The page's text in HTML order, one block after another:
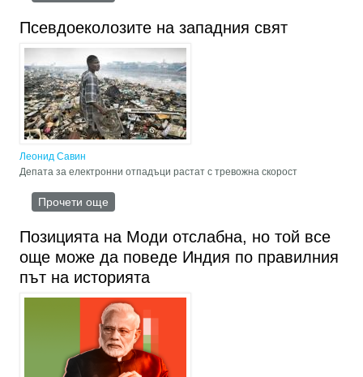
Псевдоеколозите на западния свят
Леонид Савин
Депата за електронни отпадъци растат с тревожна скорост
Прочети още
Позицията на Моди отслабна, но той все
още може да поведе Индия по правилния
път на историята